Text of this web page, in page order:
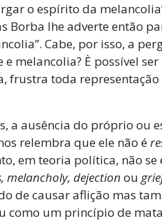
o espírito da
Borba lhe adverte então
Cabe, por isso, a
melancolia? È possível
frustra toda
a ausência do próprio ou
relembra que ele não é
em teoria política, não se
melancholy, dejection ou
de causar aflição mas
um princípio de